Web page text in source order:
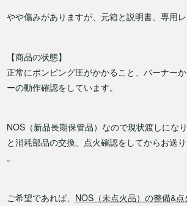
やや傷みがありますが、元箱と説明書、専用レ
【商品の状態】
正常にポンピング圧がかかること、バーナー
ーの動作確認をしています。
NOS（新品長期保管品）なので現状渡しにな
と消耗部品の交換、点火確認をしてからお送
。
ご希望であれば、 NOS（未点火品）の整備&